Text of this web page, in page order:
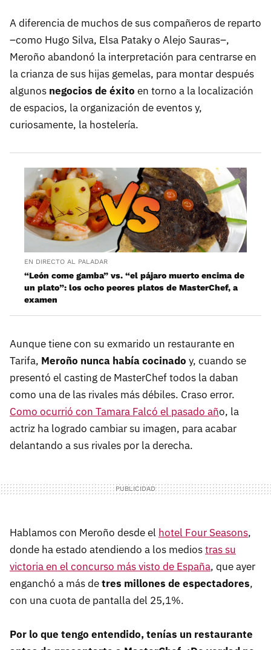
A diferencia de muchos de sus compañeros de reparto
–como Hugo Silva, Elsa Pataky o Alejo Sauras–,
Meroño abandonó la interpretación para centrarse en
la crianza de sus hijas gemelas, para montar después
algunos negocios de éxito en torno a la localización
de espacios, la organización de eventos y,
curiosamente, la hostelería.
EN DIRECTO AL PALADAR
“León come gamba” vs. “el pájaro muerto encima de
un plato”: los ocho peores platos de MasterChef, a
examen
Aunque tiene con su exmarido un restaurante en
Tarifa, Meroño nunca había cocinado y, cuando se
presentó el casting de MasterChef todos la daban
como una de las rivales más débiles. Craso error.
Como ocurrió con Tamara Falcó el pasado año, la
actriz ha logrado cambiar su imagen, para acabar
delantando a sus rivales por la derecha.
Hablamos con Meroño desde el hotel Four Seasons,
donde ha estado atendiendo a los mediostras su
victoria en el concurso más visto de España, que ayer
enganchó a más detres millones de espectadores,
con una cuota de pantalla del 25,1%.
Por lo que tengo entendido, tenías un restaurante